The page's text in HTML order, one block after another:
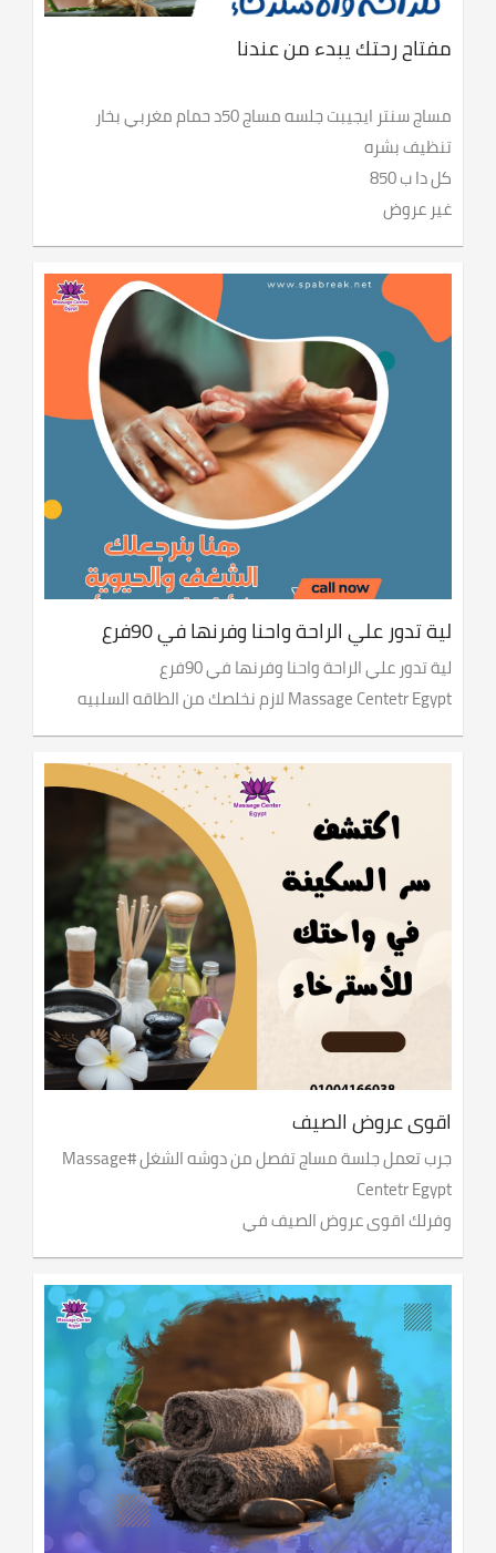
مفتاح رحتك يبدء من عندنا
مساج سنتر ايجيبت جلسه مساج 50د حمام مغربي بخار
تنظيف بشره
كل دا ب 850
غير عروض
لية تدور علي الراحة واحنا وفرنها في 90فرع
لية تدور علي الراحة واحنا وفرنها في 90فرع
Massage Centetr Egypt لازم نخلصك من الطاقه السلبيه
اقوى عروض الصيف
جرب تعمل جلسة مساج تفصل من دوشه الشغل #Massage
Centetr Egypt
وفرلك اقوى عروض الصيف في